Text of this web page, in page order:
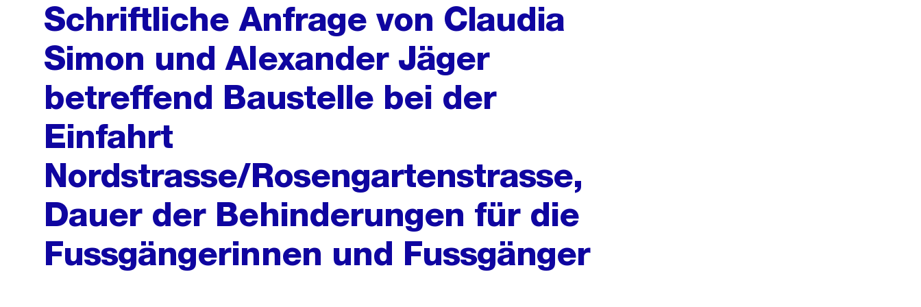
Schriftliche Anfrage von Claudia
Simon und Alexander Jäger
betreffend Baustelle bei der
Einfahrt
Nordstrasse/Rosengartenstrasse,
Dauer der Behinderungen für die
Fussgängerinnen und Fussgänger